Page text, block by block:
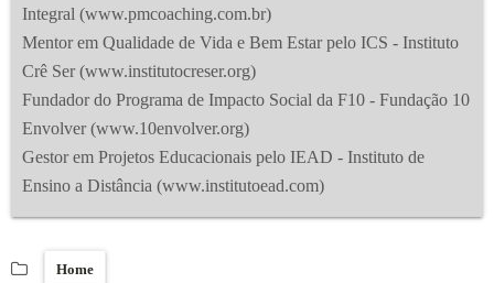
Integral (www.pmcoaching.com.br)
Mentor em Qualidade de Vida e Bem Estar pelo ICS - Instituto
Crê Ser (www.institutocreser.org)
Fundador do Programa de Impacto Social da F10 - Fundação 10
Envolver (www.10envolver.org)
Gestor em Projetos Educacionais pelo IEAD - Instituto de
Ensino a Distância (www.institutoead.com)
Home